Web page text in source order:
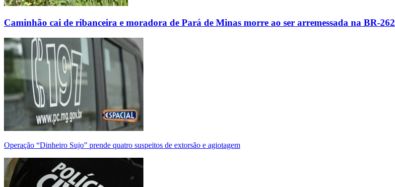
Caminhão cai de ribanceira e moradora de Pará de Minas morre ao ser arremessada na BR-262
Operação “Dinheiro Sujo” prende quatro suspeitos de extorsão e agiotagem